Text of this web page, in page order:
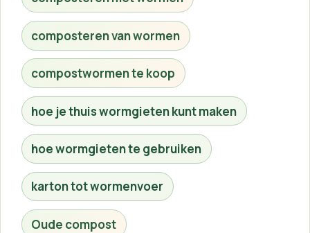
composteren van wormen
compostwormen te koop
hoe je thuis wormgieten kunt maken
hoe wormgieten te gebruiken
karton tot wormenvoer
Oude compost